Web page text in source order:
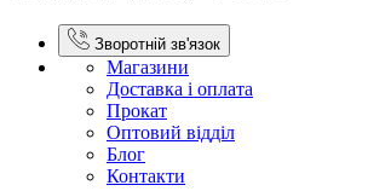
Зворотній зв'язок
Магазини
Доставка і оплата
Прокат
Оптовий відділ
Блог
Контакти